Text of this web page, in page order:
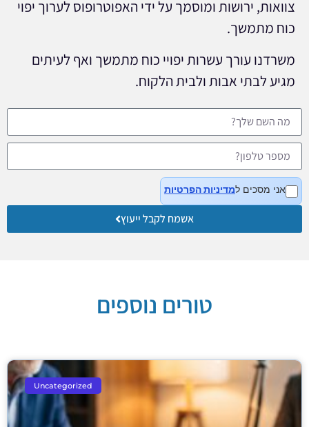
צוואות, ירושות ומוסמך על ידי האפוטרופוס לערוך יפוי
כוח מתמשך.
משרדנו עורך עשרות יפויי כוח מתמשך ואף לעיתים
מגיע לבתי אבות ולבית הלקוח.
אני מסכים למדיניות הפרטיות
אשמח לקבל ייעוץ
טורים נוספים
Uncategorized